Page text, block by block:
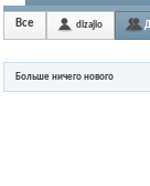
Все dizajio
Больше ничего нового